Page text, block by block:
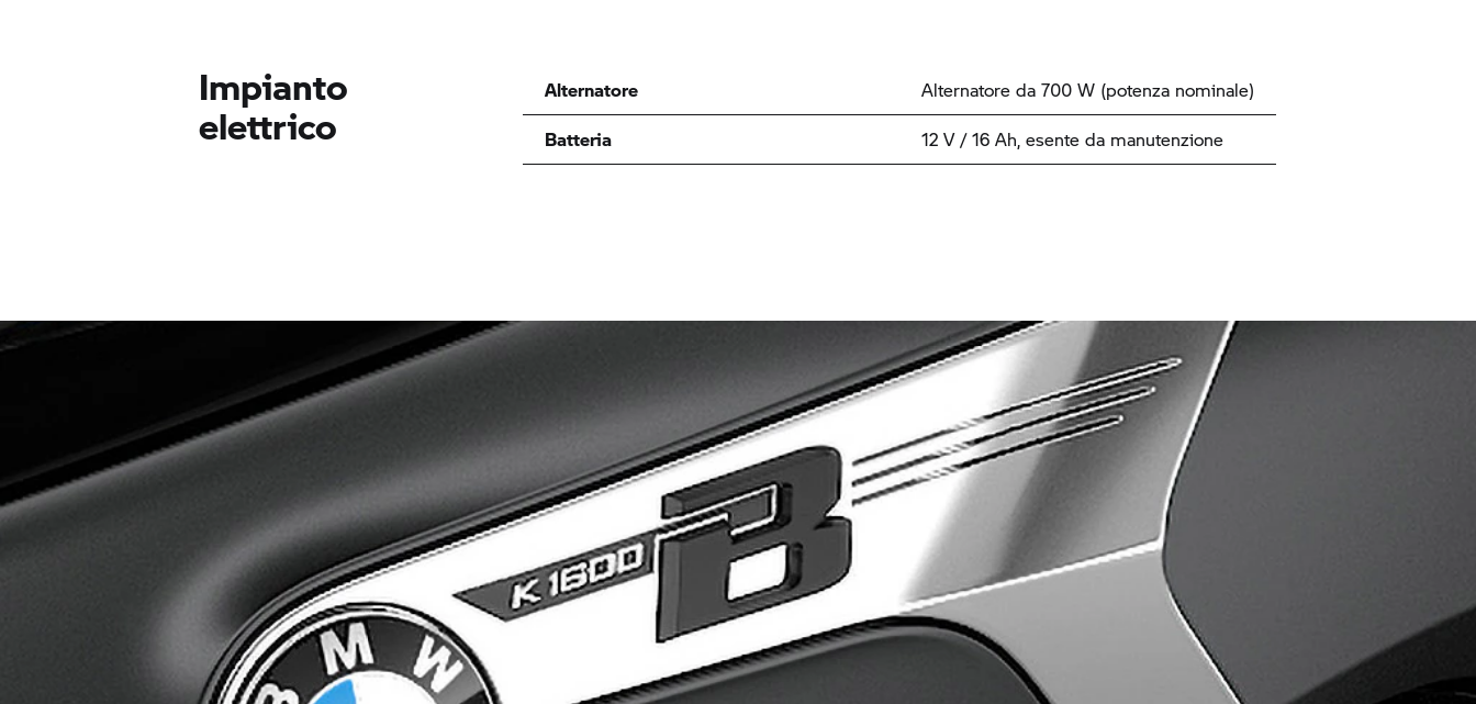
Impianto
elettrico
Alternatore
Alternatore da 700 W (potenza nominale)
Batteria
12 V / 16 Ah, esente da manutenzione